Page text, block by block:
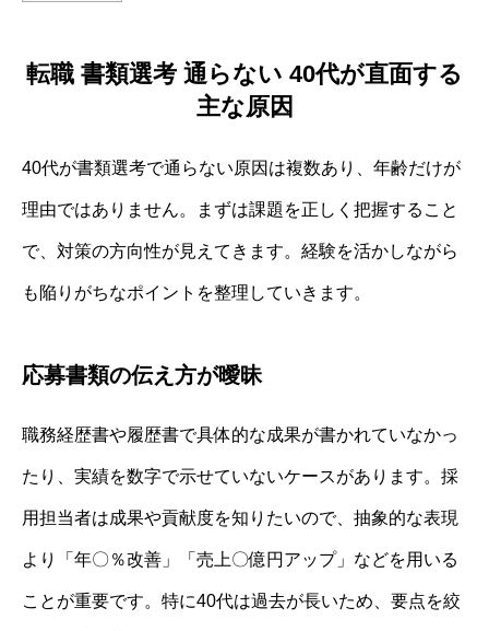
転職 書類選考 通らない 40代が直面する
主な原因
40代が書類選考で通らない原因は複数あり、年齢だけが
理由ではありません。まずは課題を正しく把握すること
で、対策の方向性が見えてきます。経験を活かしながら
も陥りがちなポイントを整理していきます。
応募書類の伝え方が曖昧
職務経歴書や履歴書で具体的な成果が書かれていなかっ
たり、実績を数字で示せていないケースがあります。採
用担当者は成果や貢献度を知りたいので、抽象的な表現
より「年〇％改善」「売上〇億円アップ」などを用いる
ことが重要です。特に40代は過去が長いため、要点を絞